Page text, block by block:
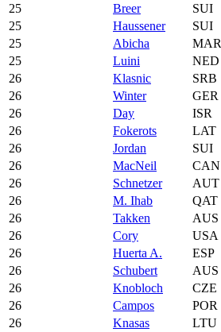
25
Breer SUI
25
Haussener SUI
25
Abicha MAR
25
Luini NED
26
Klasnic SRB
26
Winter GER
26
Day ISR
26
Fokerots LAT
26
Jordan SUI
26
MacNeil CAN
26
Schnetzer AUT
26
M. Ihab QAT
26
Takken AUS
26
Cory USA
26
Huerta A. ESP
26
Schubert AUS
26
Knobloch CZE
26
Campos POR
26
Knasas LTU